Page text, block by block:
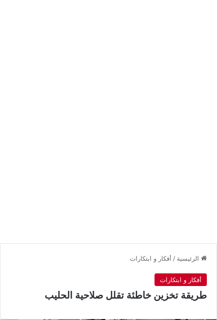
الرئيسية / أفكار و ابتكارات
أفكار و ابتكارات
طريقة تخزين خاطئة تقلل صلاحية الحليب